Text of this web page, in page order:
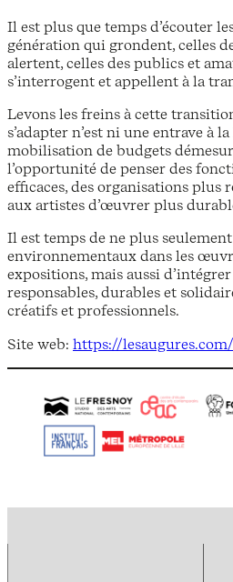
Il est plus que temps d’écouter
génération qui grondent, celles
alertent, celles des publics et
s’interrogent et appellent à la
Levons les freins à cette
s’adapter n’est ni une entrave à
mobilisation de budgets
l’opportunité de penser des
efficaces, des organisations plus
aux artistes d’œuvrer plus
Il est temps de ne plus
environnementaux dans les
expositions, mais aussi
responsables, durables et
créatifs et professionnels.
Site web: https://lesaugures.com/